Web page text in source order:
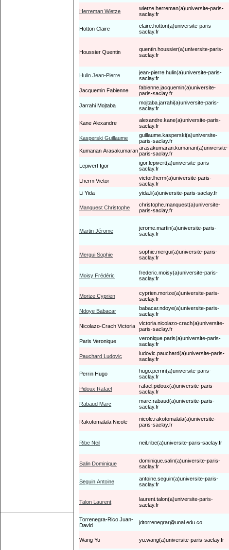
Herreman Wietze
wietze.herreman(a)universite-paris-
saclay.fr
Hotton Claire
claire.hotton(a)universite-paris-
saclay.fr
Houssier Quentin
quentin.houssier(a)universite-paris-
saclay.fr
Hulin Jean-Pierre
jean-pierre.hulin(a)universite-paris-
saclay.fr
Jacquemin Fabienne
fabienne.jacquemin(a)universite-
paris-saclay.fr
Jarrahi Mojtaba
mojtaba.jarrahi(a)universite-paris-
saclay.fr
Kane Alexandre
alexandre.kane(a)universite-paris-
saclay.fr
Kasperski Guillaume
guillaume.kasperski(a)universite-
paris-saclay.fr
Kumanan Arasakumaranarasakumaran.kumanan(a)universite-
paris-saclay.fr
Lepivert Igor
igor.lepivert(a)universite-paris-
saclay.fr
Lherm Victor
victor.lherm(a)universite-paris-
saclay.fr
Li Yida yida.li(a)universite-paris-saclay.fr
Manquest Christophe
christophe.manquest(a)universite-
paris-saclay.fr
Martin Jérome
jerome.martin(a)universite-paris-
saclay.fr
Mergui Sophie
sophie.mergui(a)universite-paris-
saclay.fr
Moisy Frédéric
frederic.moisy(a)universite-paris-
saclay.fr
Morize Cyprien
cyprien.morize(a)universite-paris-
saclay.fr
Ndoye Babacar
babacar.ndoye(a)universite-paris-
saclay.fr
Nicolazo-Crach Victoria
victoria.nicolazo-crach(a)universite-
paris-saclay.fr
Paris Veronique
veronique.paris(a)universite-paris-
saclay.fr
Pauchard Ludovic
ludovic.pauchard(a)universite-paris-
saclay.fr
Perrin Hugo
hugo.perrin(a)universite-paris-
saclay.fr
Pidoux Rafaël
rafael.pidoux(a)universite-paris-
saclay.fr
Rabaud Marc
marc.rabaud(a)universite-paris-
saclay.fr
Rakotomalala Nicole
nicole.rakotomalala(a)universite-
paris-saclay.fr
Ribe Neil neil.ribe(a)universite-paris-saclay.fr
Salin Dominique
dominique.salin(a)universite-paris-
saclay.fr
Seguin Antoine
antoine.seguin(a)universite-paris-
saclay.fr
Talon Laurent
laurent.talon(a)universite-paris-
saclay.fr
Torrenegra-Rico Juan-
David
jdtorrenegrar@unal.edu.co
Wang Yu yu.wang(a)universite-paris-saclay.fr